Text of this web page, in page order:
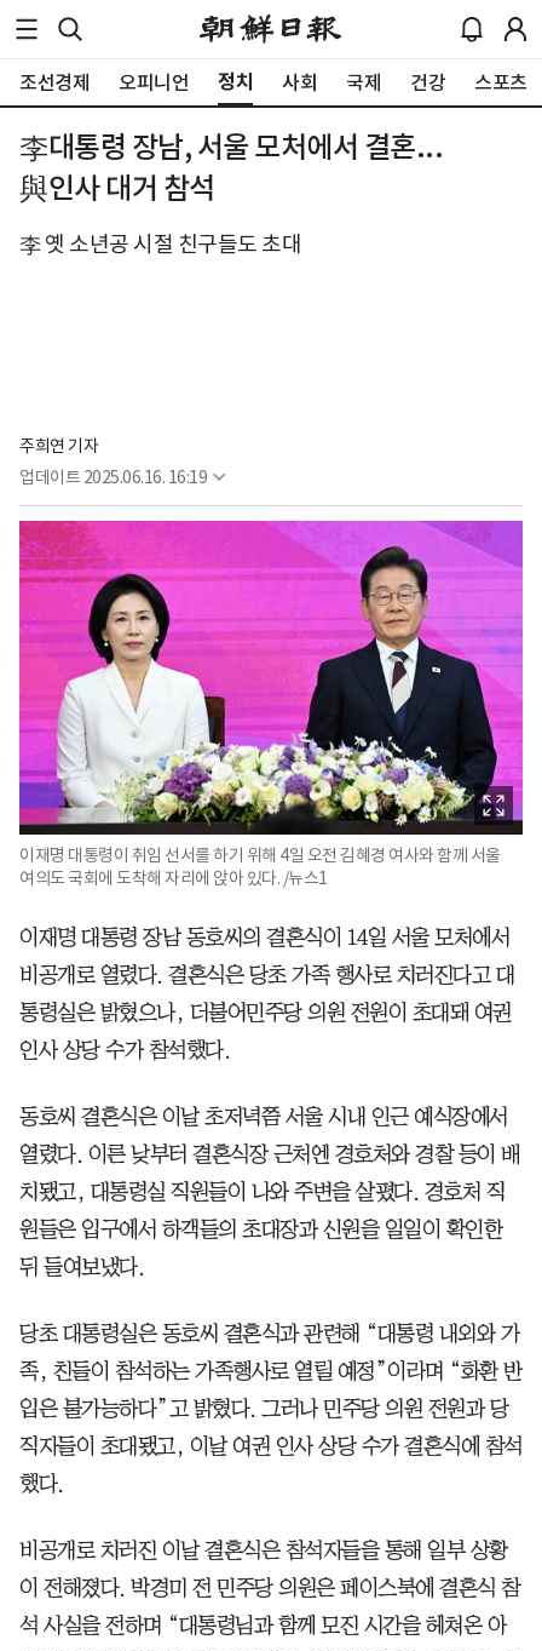
조선경제 오피니언 정치 사회 국제 건강 스포츠
李대통령 장남, 서울 모처에서 결혼...
與인사 대거 참석
李 옛 소년공 시절 친구들도 초대
주희연 기자
업데이트 2025.06.16. 16:19
이재명 대통령이 취임 선서를 하기 위해 4일 오전 김혜경 여사와 함께 서울
여의도 국회에 도착해 자리에 앉아 있다. /뉴스1
이재명 대통령 장남 동호씨의 결혼식이 14일 서울 모처에서
비공개로 열렸다. 결혼식은 당초 가족 행사로 치러진다고 대
통령실은 밝혔으나, 더불어민주당 의원 전원이 초대돼 여권
인사 상당 수가 참석했다.
동호씨 결혼식은 이날 초저녁쯤 서울 시내 인근 예식장에서
열렸다. 이른 낮부터 결혼식장 근처엔 경호처와 경찰 등이 배
치됐고, 대통령실 직원들이 나와 주변을 살폈다. 경호처 직
원들은 입구에서 하객들의 초대장과 신원을 일일이 확인한
뒤 들여보냈다.
당초 대통령실은 동호씨 결혼식과 관련해 “대통령 내외와 가
족, 친들이 참석하는 가족행사로 열릴 예정”이라며 “화환 반
입은 불가능하다”고 밝혔다. 그러나 민주당 의원 전원과 당
직자들이 초대됐고, 이날 여권 인사 상당 수가 결혼식에 참석
했다.
비공개로 치러진 이날 결혼식은 참석자들을 통해 일부 상황
이 전해졌다. 박경미 전 민주당 의원은 페이스북에 결혼식 참
석 사실을 전하며 “대통령님과 함께 모진 시간을 헤쳐온 아